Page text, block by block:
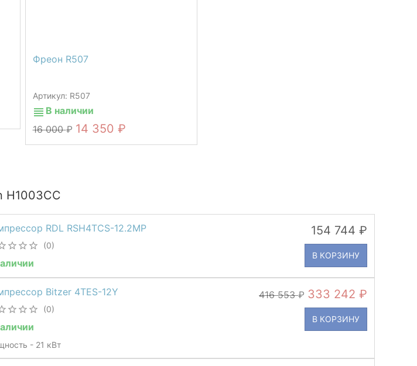
Фреон R507
Артикул: R507
В наличии
16 000
14 350
H1003CC
RDL RSH4TCS-12.2MP
(0)
154 744
В КОРЗИНУ
Bitzer 4TES-12Y
(0)
- 21 кВт
416 553 333 242
В КОРЗИНУ